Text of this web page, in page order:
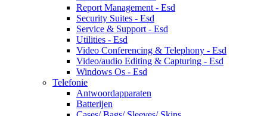
Report Management - Esd
Security Suites - Esd
Service & Support - Esd
Utilities - Esd
Video Conferencing & Telephony - Esd
Video/audio Editing & Capturing - Esd
Windows Os - Esd
Telefonie
Antwoordapparaten
Batterijen